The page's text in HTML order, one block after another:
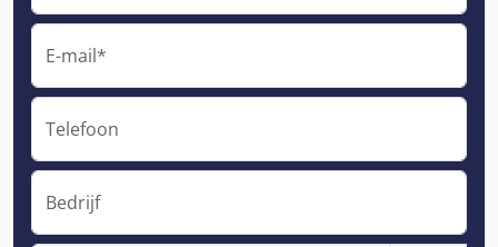
E-mail*
Telefoon
Bedrijf